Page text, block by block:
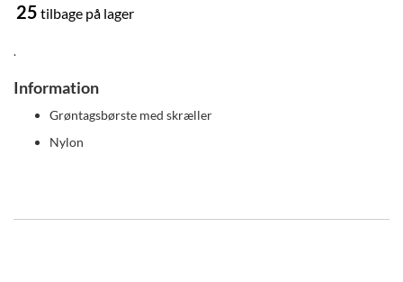
25 tilbage på lager
.
Information
Grøntagsbørste med skræller
Nylon